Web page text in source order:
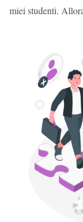
miei studenti.